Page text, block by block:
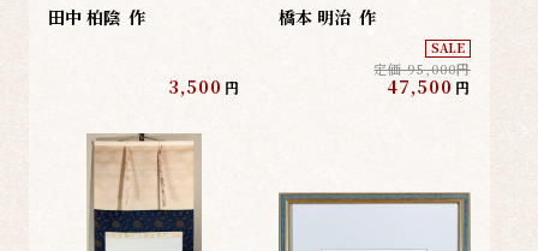
田中 柏陰 作
3,500 円
橋本 明治 作
SALE
定価 95,000円
47,500 円